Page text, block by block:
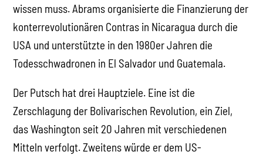
wissen muss. Abrams organisierte die Finanzierung der
konterrevolutionären Contras in Nicaragua durch die
USA und unterstützte in den 1980er Jahren die
Todesschwadronen in El Salvador und Guatemala.
Der Putsch hat drei Hauptziele. Eine ist die
Zerschlagung der Bolivarischen Revolution, ein Ziel,
das Washington seit 20 Jahren mit verschiedenen
Mitteln verfolgt. Zweitens würde er dem US-